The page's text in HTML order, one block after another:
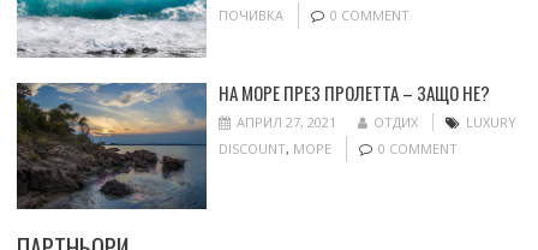
ПОЧИВКА
0 COMMENT
НА МОРЕ ПРЕЗ ПРОЛЕТТА – ЗАЩО НЕ?
АПРИЛ 27, 2021 ОТДИХ
LUXURY
DISCOUNT, МОРЕ 0 COMMENT